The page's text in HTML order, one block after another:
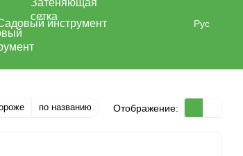
инструмент Рус
по названию Отображение: